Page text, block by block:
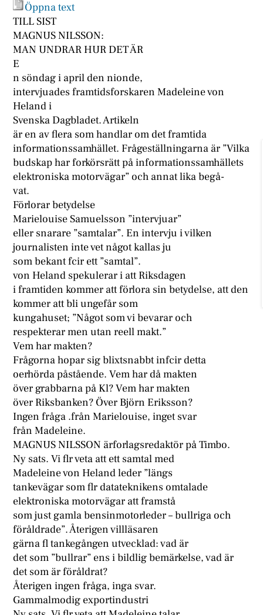
Öppna text
TILL SIST
MAGNUS NILSSON:
MAN UNDRAR HUR DET ÄR
E
n söndag i april den nionde,
intervjuades framtidsforskaren Madeleine von
Heland i
Svenska Dagbladet. Artikeln
är en av flera som handlar om det framtida
informationssamhället. Frågeställningarna är ”Vilka
budskap har forkörsrätt på informationssamhällets
elektroniska motorvägar” och annat lika begå-
vat.
Förlorar betydelse
Marielouise Samuelsson ”intervjuar”
eller snarare ”samtalar”. En intervju i vilken
journalisten inte vet något kallas ju
som bekant fcir ett ”samtal”.
von Heland spekulerar i att Riksdagen
i framtiden kommer att förlora sin betydelse, att den
kommer att bli ungefår som
kungahuset; ”Något som vi bevarar och
respekterar men utan reell makt.”
Vem har makten?
Frågorna hopar sig blixtsnabbt infcir detta
oerhörda påstående. Vem har då makten
över grabbarna på Kl? Vem har makten
över Riksbanken? Över Björn Eriksson?
Ingen fråga .från Marielouise, inget svar
från Madeleine.
MAGNUS NILSSON ärforlagsredaktör på Timbo.
Ny sats. Vi flr veta att ett samtal med
Madeleine von Heland leder ”längs
tankevägar som flr datateknikens omtalade
elektroniska motorvägar att framstå
som just gamla bensinmotorleder – bullriga och
föråldrade”. Återigen villläsaren
gärna fl tankegången utvecklad: vad är
det som ”bullrar” ens i bildlig bemärkelse, vad är
det som är föråldrat?
Återigen ingen fråga, inga svar.
Gammalmodig exportindustri